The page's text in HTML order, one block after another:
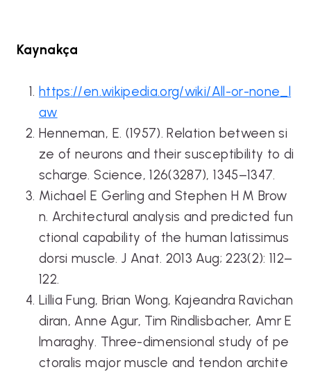
Kaynakça
https://en.wikipedia.org/wiki/All-or-none_l
aw
Henneman, E. (1957). Relation between si
ze of neurons and their susceptibility to di
scharge. Science, 126(3287), 1345–1347.
Michael E Gerling and Stephen H M Brow
n. Architectural analysis and predicted fun
ctional capability of the human latissimus
dorsi muscle. J Anat. 2013 Aug; 223(2): 112–
122.
Lillia Fung, Brian Wong, Kajeandra Ravichan
diran, Anne Agur, Tim Rindlisbacher, Amr E
lmaraghy. Three-dimensional study of pe
ctoralis major muscle and tendon archite